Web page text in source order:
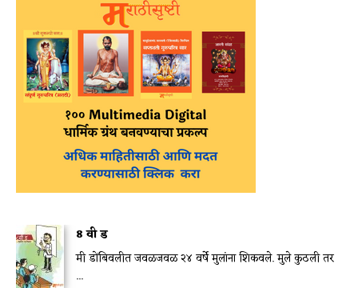
8 वी ड
मी डोंबिवलीत जवळजवळ २४ वर्षे मुलांना शिकवले. मुले कुठली तर
...